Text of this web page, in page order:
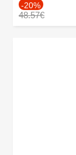
-20%
48.57€